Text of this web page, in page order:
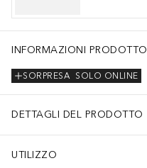
INFORMAZIONI PRODOTTO
SOLO ONLINE
SORPRESA
DETTAGLI DEL PRODOTTO
UTILIZZO